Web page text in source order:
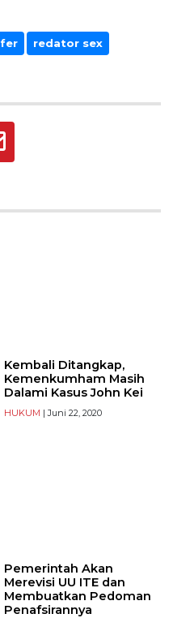
redator sex
Kembali Ditangkap,
Kemenkumham Masih
Dalami Kasus John Kei
HUKUM | Juni 22, 2020
Pemerintah Akan
Merevisi UU ITE dan
Membuatkan Pedoman
Penafsirannya